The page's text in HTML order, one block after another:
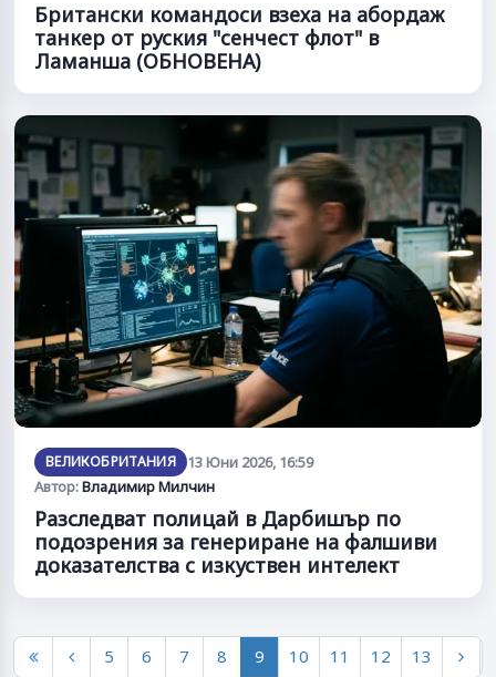
Британски командоси взеха на абордаж
танкер от руския "сенчест флот" в
Ламанша (ОБНОВЕНА)
ВЕЛИКОБРИТАНИЯ
13 Юни 2026, 16:59
Автор:Владимир Милчин
Разследват полицай в Дарбишър по
подозрения за генериране на фалшиви
доказателства с изкуствен интелект
5 6 7 8 9 10 11 12 13